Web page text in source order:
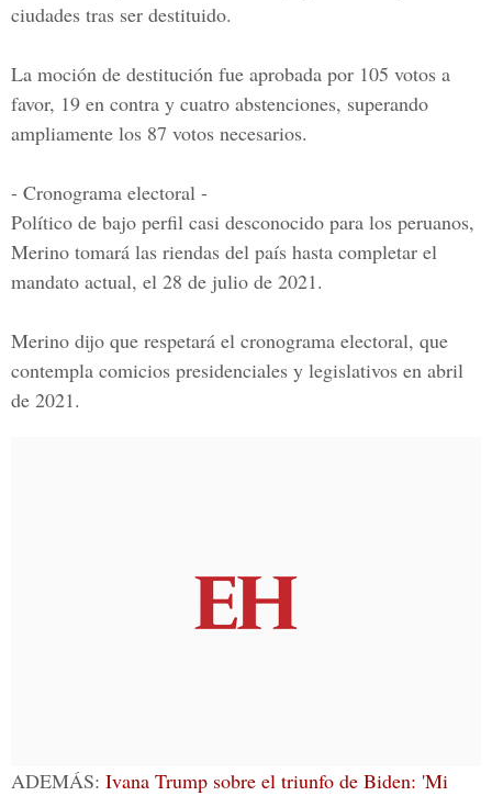
ciudades tras ser destituido.
La moción de destitución fue aprobada por 105 votos a
favor, 19 en contra y cuatro abstenciones, superando
ampliamente los 87 votos necesarios.
- Cronograma electoral -
Político de bajo perfil casi desconocido para los peruanos,
Merino tomará las riendas del país hasta completar el
mandato actual, el 28 de julio de 2021.
Merino dijo que respetará el cronograma electoral, que
contempla comicios presidenciales y legislativos en abril
de 2021.
ADEMÁS: Ivana Trump sobre el triunfo de Biden: 'Mi